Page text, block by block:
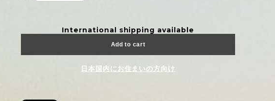
International shipping available
Add to cart
日本国内にお住まいの方向け